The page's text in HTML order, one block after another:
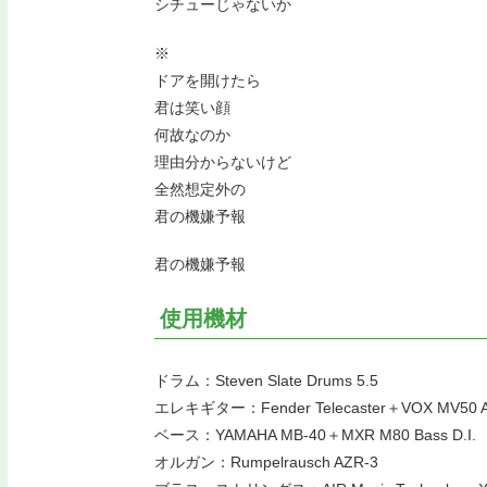
シチューじゃないか
※
ドアを開けたら
君は笑い顔
何故なのか
理由分からないけど
全然想定外の
君の機嫌予報
君の機嫌予報
使用機材
ドラム：Steven Slate Drums 5.5
エレキギター：Fender Telecaster＋VOX MV50
ベース：YAMAHA MB-40＋MXR M80 Bass D.I.
オルガン：Rumpelrausch AZR-3